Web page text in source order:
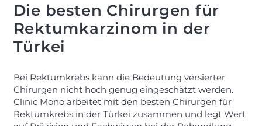
Die besten Chirurgen für
Rektumkarzinom in der
Türkei
Bei Rektumkrebs kann die Bedeutung versierter
Chirurgen nicht hoch genug eingeschätzt werden.
Clinic Mono arbeitet mit den besten Chirurgen für
Rektumkrebs in der Türkei zusammen und legt Wert